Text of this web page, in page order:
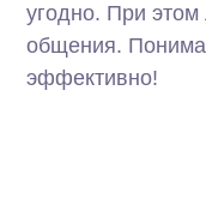
угодно. При
общения.
эффективно!